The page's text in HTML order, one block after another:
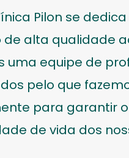
Pilon se
alta qualidade
uma equipe de
pelo que
para garantir
de vida dos